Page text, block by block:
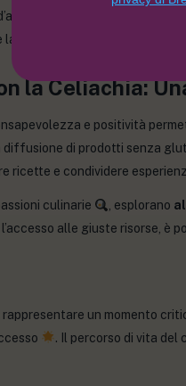
o depressione. La
la differenza nel ritrovare
la Celiachia:
e positività
diffusione di prodotti senza
ricette e condividere
culinarie , esplorano
alle giuste risorse, è
rappresentare un momento
. Il percorso di vita del